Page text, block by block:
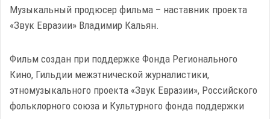
Музыкальный продюсер фильма – наставник проекта
«Звук Евразии» Владимир Кальян.
Фильм создан при поддержке Фонда Регионального
Кино, Гильдии межэтнической журналистики,
этномузыкального проекта «Звук Евразии», Российского
фольклорного союза и Культурного фонда поддержки